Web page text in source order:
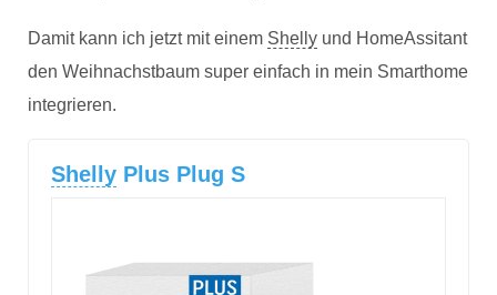
Damit kann ich jetzt mit einem Shelly und HomeAssitant
den Weihnachstbaum super einfach in mein Smarthome
integrieren.
Shelly Plus Plug S